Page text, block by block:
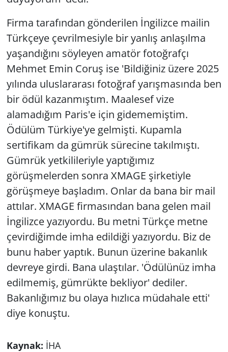
Firma tarafından gönderilen İngilizce mailin
Türkçeye çevrilmesiyle bir yanlış anlaşılma
yaşandığını söyleyen amatör fotoğrafçı
Mehmet Emin Coruş ise 'Bildiğiniz üzere 2025
yılında uluslararası fotoğraf yarışmasında ben
bir ödül kazanmıştım. Maalesef vize
alamadığım Paris'e için gidememiştim.
Ödülüm Türkiye'ye gelmişti. Kupamla
sertifikam da gümrük sürecine takılmıştı.
Gümrük yetkilileriyle yaptığımız
görüşmelerden sonra XMAGE şirketiyle
görüşmeye başladım. Onlar da bana bir mail
attılar. XMAGE firmasından bana gelen mail
İngilizce yazıyordu. Bu metni Türkçe metne
çevirdiğimde imha edildiği yazıyordu. Biz de
bunu haber yaptık. Bunun üzerine bakanlık
devreye girdi. Bana ulaştılar. 'Ödülünüz imha
edilmemiş, gümrükte bekliyor' dediler.
Bakanlığımız bu olaya hızlıca müdahale etti'
diye konuştu.
Kaynak: İHA